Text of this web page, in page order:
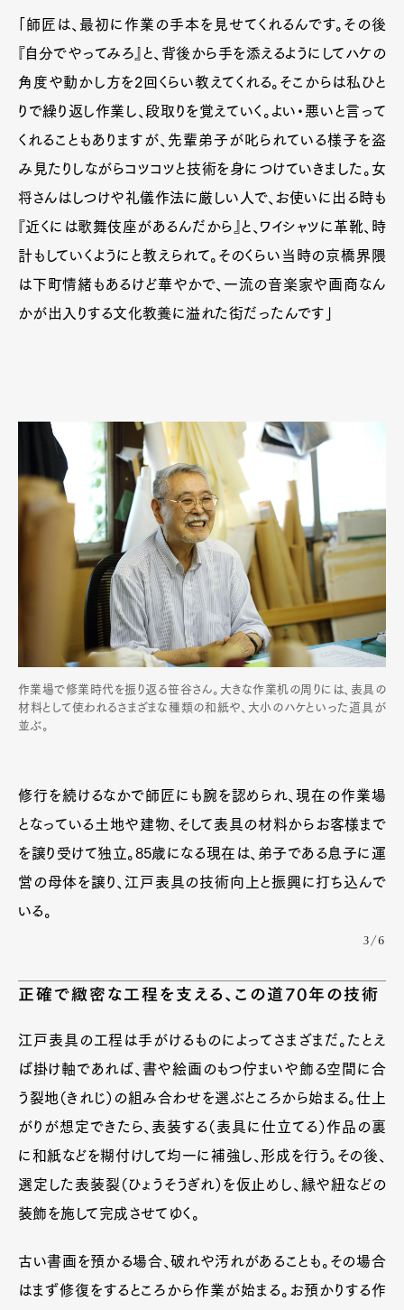
「師匠は、最初に作業の手本を見せてくれるんです。その後
『自分でやってみろ』と、背後から手を添えるようにしてハケの
角度や動かし方を2回くらい教えてくれる。そこからは私ひと
りで繰り返し作業し、段取りを覚えていく。よい・悪いと言って
くれることもありますが、先輩弟子が叱られている様子を盗
み見たりしながらコツコツと技術を身につけていきました。女
将さんはしつけや礼儀作法に厳しい人で、お使いに出る時も
『近くには歌舞伎座があるんだから』と、ワイシャツに革靴、時
計もしていくようにと教えられて。そのくらい当時の京橋界隈
は下町情緒もあるけど華やかで、一流の音楽家や画商なん
かが出入りする文化教養に溢れた街だったんです」
作業場で修業時代を振り返る笹谷さん。大きな作業机の周りには、表具の
材料として使われるさまざまな種類の和紙や、大小のハケといった道具が
並ぶ。
修行を続けるなかで師匠にも腕を認められ、現在の作業場
となっている土地や建物、そして表具の材料からお客様まで
を譲り受けて独立。85歳になる現在は、弟子である息子に運
営の母体を譲り、江戸表具の技術向上と振興に打ち込んで
いる。
3/6
正確で緻密な工程を支える、この道70年の技術
江戸表具の工程は手がけるものによってさまざまだ。たとえ
ば掛け軸であれば、書や絵画のもつ佇まいや飾る空間に合
う裂地（きれじ）の組み合わせを選ぶところから始まる。仕上
がりが想定できたら、表装する（表具に仕立てる）作品の裏
に和紙などを糊付けして均一に補強し、形成を行う。その後、
選定した表装裂（ひょうそうぎれ）を仮止めし、縁や紐などの
装飾を施して完成させてゆく。
古い書画を預かる場合、破れや汚れがあることも。その場合
はまず修復をするところから作業が始まる。お預かりする作